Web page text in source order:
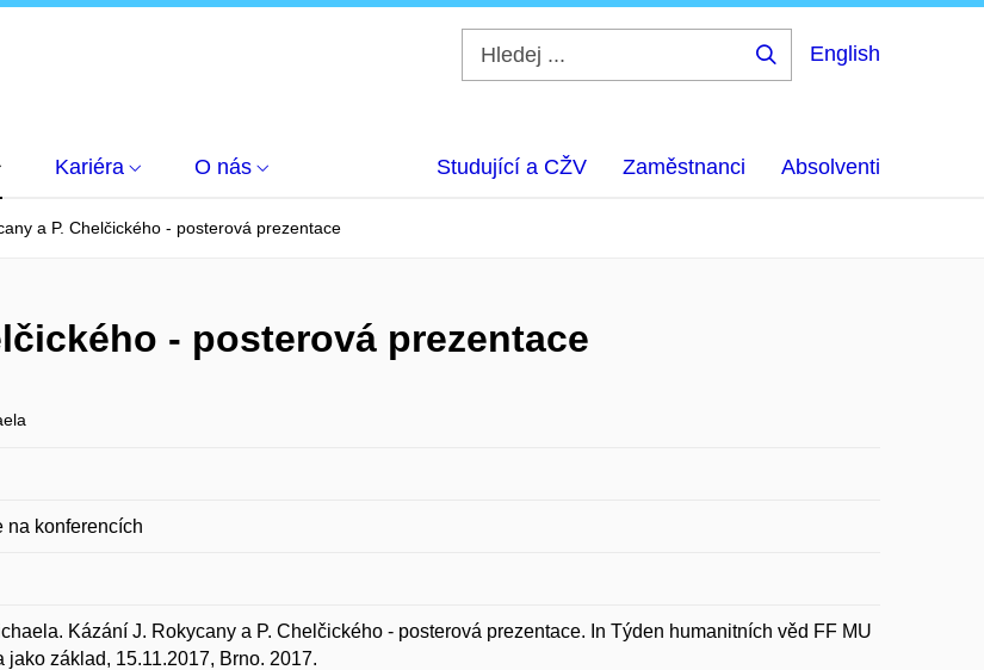
English
Kariéra O nás Studující a CŽV Zaměstnanci Absolventi
a P. Chelčického - posterová prezentace
- posterová prezentace
na konferencích
Kázání J. Rokycany a P. Chelčického - posterová prezentace. In Týden humanitních věd FF MU
jako základ, 15.11.2017, Brno. 2017.